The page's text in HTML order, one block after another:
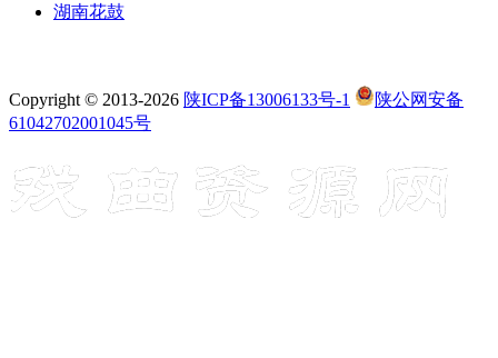
湖南花鼓
Copyright © 2013-2026 陕ICP备13006133号-1
陕公网安备
61042702001045号